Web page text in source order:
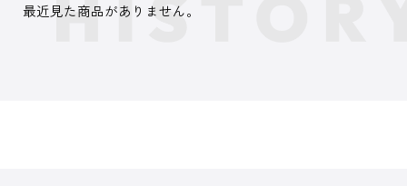
最近見た商品がありません。